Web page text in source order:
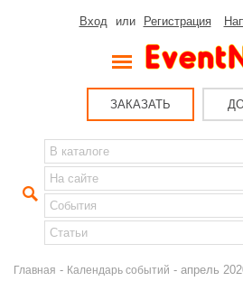
Вход или Регистрация
ЗАКАЗАТЬ
Главная - Календарь событий - апрель